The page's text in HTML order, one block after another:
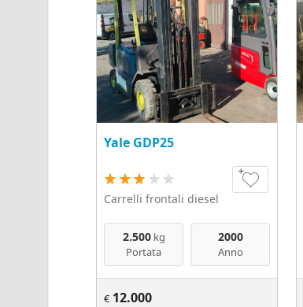
Yale GDP25
Carrelli frontali diesel
2.500kg
Portata
2000
Anno
€ 12.000